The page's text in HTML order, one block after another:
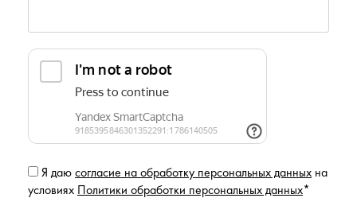
Я даю согласие на обработку персональных данных на
условиях Политики обработки персональных данных*